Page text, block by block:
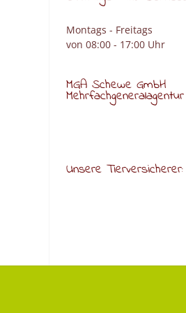
Montags - Freitags
von 08:00 - 17:00 Uhr
MGA Schewe GmbH
Mehrfachgeneralagentur
Unsere Tierversicherer: